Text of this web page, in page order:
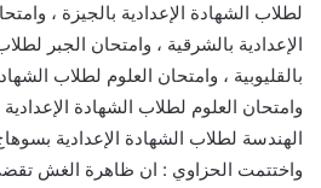
لطلاب الشهادة الإعدادية بالجيزة ،
الإعدادية بالشرقية ، وامتحان الجبر
بالقليوبية ، وامتحان العلوم لطلاب
وامتحان العلوم لطلاب الشهادة
الهندسة لطلاب الشهادة الإعدادية
واختتمت الحزاوي : ان ظاهرة الغش